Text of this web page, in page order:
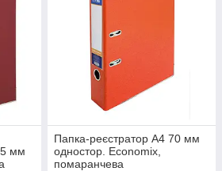
мм
Папка-реєстратор А4 70 мм
одностор. Economix,
помаранчева